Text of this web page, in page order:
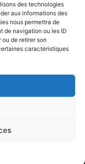
des technologies
aux informations des
nous permettra de
de navigation ou les ID
de retirer son
caractéristiques
Jérôme
Rigopoulos,